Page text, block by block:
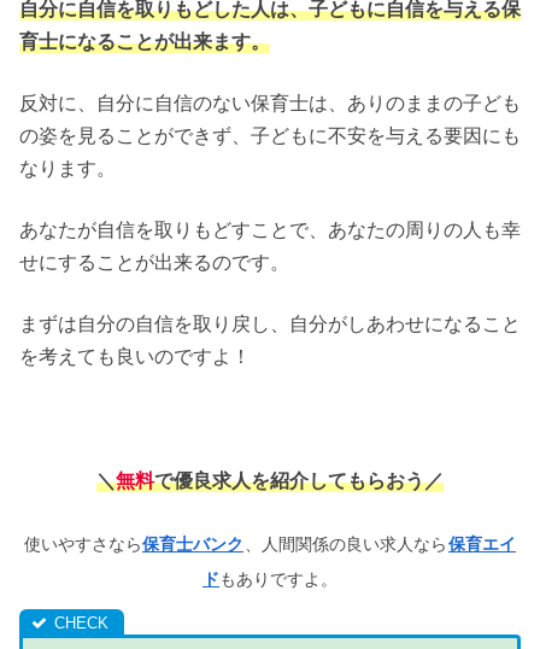
自分に自信を取りもどした人は、子どもに自信を与える保
育士になることが出来ます。
反対に、自分に自信のない保育士は、ありのままの子ども
の姿を見ることができず、子どもに不安を与える要因にも
なります。
あなたが自信を取りもどすことで、あなたの周りの人も幸
せにすることが出来るのです。
まずは自分の自信を取り戻し、自分がしあわせになること
を考えても良いのですよ！
＼無料で優良求人を紹介してもらおう／
使いやすさなら保育士バンク 、人間関係の良い求人なら保育エイ
ドもありですよ。